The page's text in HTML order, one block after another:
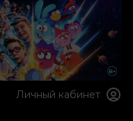
Личный кабинет